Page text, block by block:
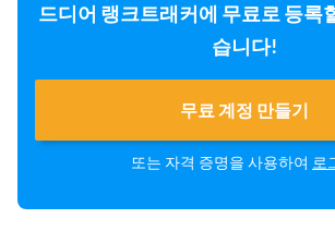
드디어 랭크트래커에 무료로 등록
습니다!
무료 계정 만들기
또는 자격 증명을 사용하여 로